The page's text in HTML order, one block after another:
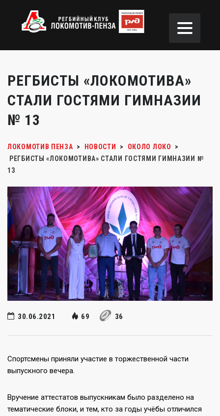
РЕГБИСТЫ «ЛОКОМОТИВА»
СТАЛИ ГОСТЯМИ ГИМНАЗИИ
№ 13
ЛОКОМОТИВ ПЕНЗА > НОВОСТИ > ОКОЛО ЛОКО
>
РЕГБИСТЫ «ЛОКОМОТИВА» СТАЛИ ГОСТЯМИ ГИМНАЗИИ №
13
30.06.2021 69 36
Спортсмены приняли участие в торжественной части
выпускного вечера.
Вручение аттестатов выпускникам было разделено на
тематические блоки, и тем, кто за годы учёбы отличился